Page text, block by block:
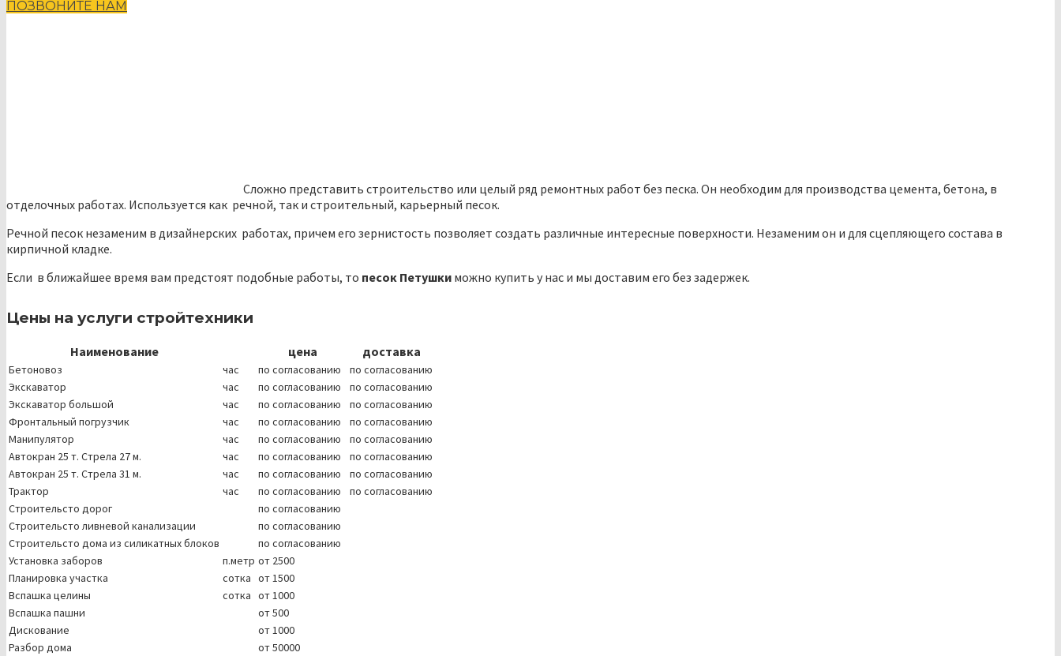
ПОЗВОНИТЕ НАМ
Сложно представить строительство или целый ряд ремонтных работ без песка. Он необходим для производства цемента, бетона, в
отделочных работах. Используется как речной, так и строительный, карьерный песок.
Речной песок незаменим в дизайнерских работах, причем его зернистость позволяет создать различные интересные поверхности. Незаменим он и для сцепляющего состава в
кирпичной кладке.
Если в ближайшее время вам предстоят подобные работы, то песок Петушки можно купить у нас и мы доставим его без задержек.
Цены на услуги стройтехники
Наименование цена доставка
Бетоновоз час по согласованию
по согласованию
Экскаватор
час по согласованию
по согласованию
Экскаватор большой
час по согласованию
по согласованию
Фронтальный погрузчик
час по согласованию
по согласованию
Манипулятор
час по согласованию
по согласованию
Автокран 25 т. Стрела 27 м.
час по согласованию
по согласованию
Автокран 25 т. Стрела 31 м.
час по согласованию
по согласованию
Трактор
час по согласованию
по согласованию
Строительсто дорог
по согласованию
Строительсто ливневой канализации
по согласованию
Строительсто дома из силикатных блоков
по согласованию
Установка заборов
п.метр от 2500
Планировка участка
сотка от 1500
Вспашка целины
сотка от 1000
Вспашка пашни
от 500
Дискование
от 1000
Разбор дома
от 50000